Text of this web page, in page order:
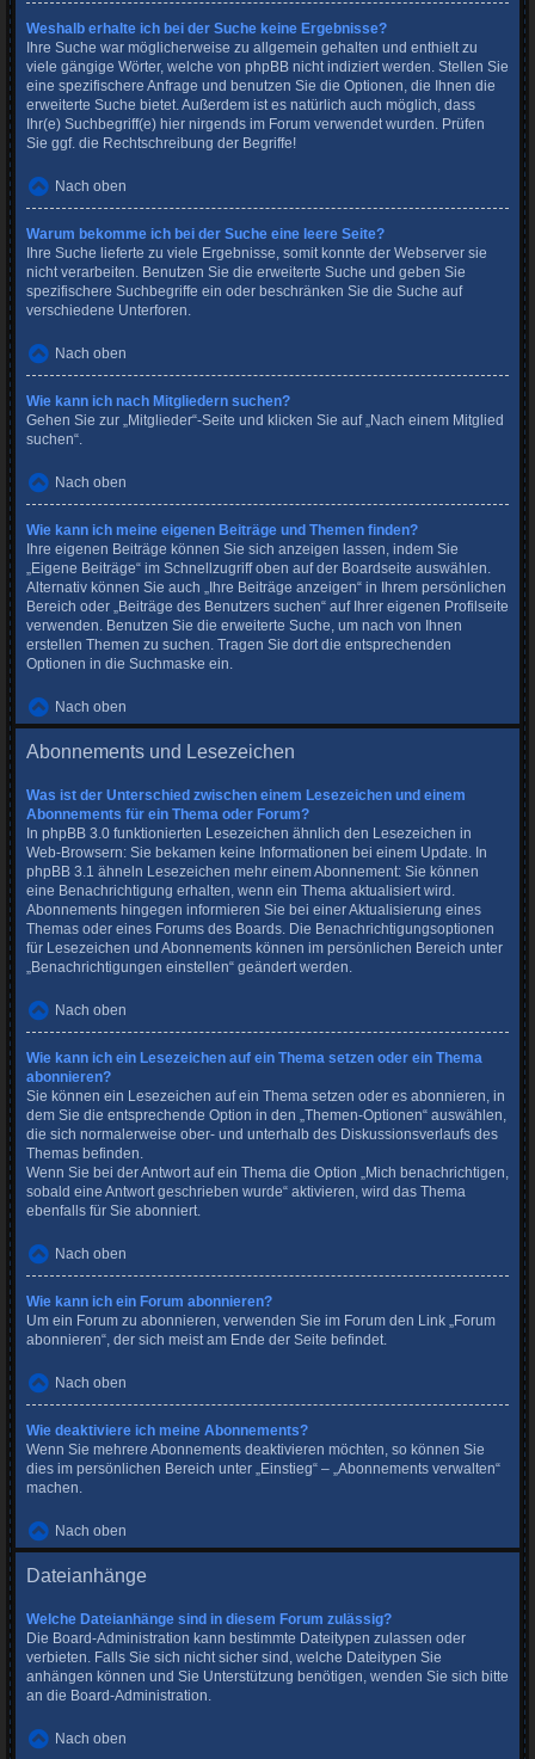
Weshalb erhalte ich bei der Suche keine Ergebnisse?
Ihre Suche war möglicherweise zu allgemein gehalten und enthielt zu
viele gängige Wörter, welche von phpBB nicht indiziert werden. Stellen Sie
eine spezifischere Anfrage und benutzen Sie die Optionen, die Ihnen die
erweiterte Suche bietet. Außerdem ist es natürlich auch möglich, dass
Ihr(e) Suchbegriff(e) hier nirgends im Forum verwendet wurden. Prüfen
Sie ggf. die Rechtschreibung der Begriffe!
Nach oben
Warum bekomme ich bei der Suche eine leere Seite?
Ihre Suche lieferte zu viele Ergebnisse, somit konnte der Webserver sie
nicht verarbeiten. Benutzen Sie die erweiterte Suche und geben Sie
spezifischere Suchbegriffe ein oder beschränken Sie die Suche auf
verschiedene Unterforen.
Nach oben
Wie kann ich nach Mitgliedern suchen?
Gehen Sie zur „Mitglieder“-Seite und klicken Sie auf „Nach einem Mitglied
suchen“.
Nach oben
Wie kann ich meine eigenen Beiträge und Themen finden?
Ihre eigenen Beiträge können Sie sich anzeigen lassen, indem Sie
„Eigene Beiträge“ im Schnellzugriff oben auf der Boardseite auswählen.
Alternativ können Sie auch „Ihre Beiträge anzeigen“ in Ihrem persönlichen
Bereich oder „Beiträge des Benutzers suchen“ auf Ihrer eigenen Profilseite
verwenden. Benutzen Sie die erweiterte Suche, um nach von Ihnen
erstellen Themen zu suchen. Tragen Sie dort die entsprechenden
Optionen in die Suchmaske ein.
Nach oben
Abonnements und Lesezeichen
Was ist der Unterschied zwischen einem Lesezeichen und einem
Abonnements für ein Thema oder Forum?
In phpBB 3.0 funktionierten Lesezeichen ähnlich den Lesezeichen in
Web-Browsern: Sie bekamen keine Informationen bei einem Update. In
phpBB 3.1 ähneln Lesezeichen mehr einem Abonnement: Sie können
eine Benachrichtigung erhalten, wenn ein Thema aktualisiert wird.
Abonnements hingegen informieren Sie bei einer Aktualisierung eines
Themas oder eines Forums des Boards. Die Benachrichtigungsoptionen
für Lesezeichen und Abonnements können im persönlichen Bereich unter
„Benachrichtigungen einstellen“ geändert werden.
Nach oben
Wie kann ich ein Lesezeichen auf ein Thema setzen oder ein Thema
abonnieren?
Sie können ein Lesezeichen auf ein Thema setzen oder es abonnieren, in
dem Sie die entsprechende Option in den „Themen-Optionen“ auswählen,
die sich normalerweise ober- und unterhalb des Diskussionsverlaufs des
Themas befinden.
Wenn Sie bei der Antwort auf ein Thema die Option „Mich benachrichtigen,
sobald eine Antwort geschrieben wurde“ aktivieren, wird das Thema
ebenfalls für Sie abonniert.
Nach oben
Wie kann ich ein Forum abonnieren?
Um ein Forum zu abonnieren, verwenden Sie im Forum den Link „Forum
abonnieren“, der sich meist am Ende der Seite befindet.
Nach oben
Wie deaktiviere ich meine Abonnements?
Wenn Sie mehrere Abonnements deaktivieren möchten, so können Sie
dies im persönlichen Bereich unter „Einstieg“ – „Abonnements verwalten“
machen.
Nach oben
Dateianhänge
Welche Dateianhänge sind in diesem Forum zulässig?
Die Board-Administration kann bestimmte Dateitypen zulassen oder
verbieten. Falls Sie sich nicht sicher sind, welche Dateitypen Sie
anhängen können und Sie Unterstützung benötigen, wenden Sie sich bitte
an die Board-Administration.
Nach oben